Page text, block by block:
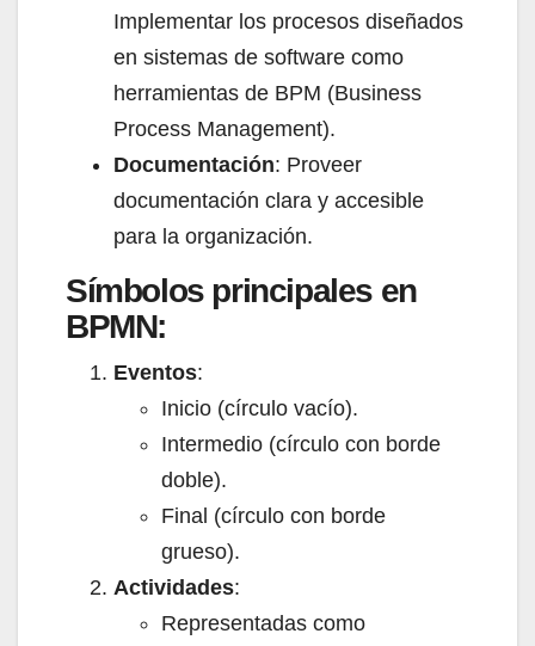
Implementar los procesos diseñados
en sistemas de software como
herramientas de BPM (Business
Process Management).
Documentación: Proveer
documentación clara y accesible
para la organización.
Símbolos principales en
BPMN:
Eventos:
Inicio (círculo vacío).
Intermedio (círculo con borde
doble).
Final (círculo con borde
grueso).
Actividades:
Representadas como